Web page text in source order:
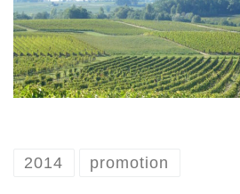
2014 promotion